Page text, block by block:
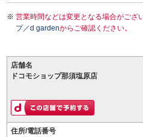
営業時間などは変更となる場合がござ
プ／d gardenからご確認ください。
店舗名
ドコモショップ那須塩原店
住所/電話番号